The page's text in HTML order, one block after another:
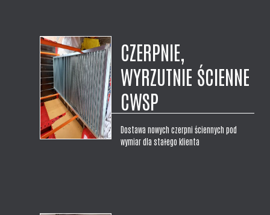
CZERPNIE,
WYRZUTNIE ŚCIENNE
CWSP
Dostawa nowych czerpni ściennych pod
wymiar dla stałego klienta